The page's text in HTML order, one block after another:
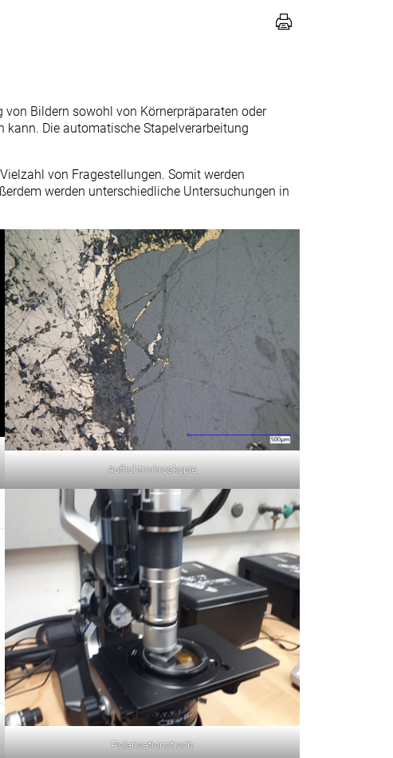
Bildern sowohl von Körnerpräparaten oder
Die automatische Stapelverarbeitung
von Fragestellungen. Somit werden
werden unterschiedliche Untersuchungen in
Auflichtmikroskopie
Polarisationstisch